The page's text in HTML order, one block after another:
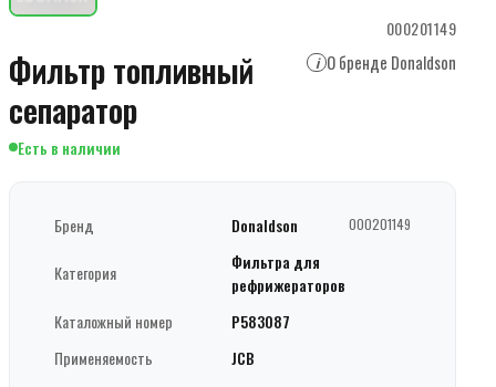
000201149
Фильтр топливный
сепаратор
i О бренде Donaldson
Есть в наличии
Бренд Donaldson 000201149
Категория
Фильтра для
рефрижераторов
Каталожный номер
P583087
Применяемость
JCB